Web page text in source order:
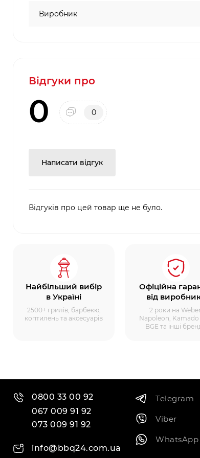
Виробник
Відгуки про
0 0
Написати відгук
Відгуків про цей товар ще не було.
Найбільший вибір
в Україні
2500+ грилів, барбекю,
коптилень та аксесуарів
Офіційна
від
2 роки на
Napoleon, Kamado
BGE та інші
0800 33 00 92
067 009 91 92
073 009 91 92
info@bbq24.com.ua
Telegram
Viber
WhatsApp